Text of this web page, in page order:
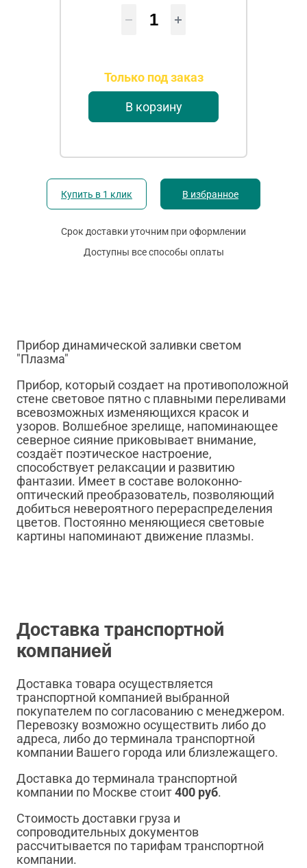
Только под заказ
В корзину
Купить в 1 клик В избранное
Срок доставки уточним при оформлении
Доступны все способы оплаты
Прибор динамической заливки светом
"Плазма"
Прибор, который создает на противоположной
стене световое пятно с плавными переливами
всевозможных изменяющихся красок и
узоров. Волшебное зрелище, напоминающее
северное сияние приковывает внимание,
создаёт поэтическое настроение,
способствует релаксации и развитию
фантазии. Имеет в составе волоконно-
оптический преобразователь, позволяющий
добиться невероятного перераспределения
цветов. Постоянно меняющиеся световые
картины напоминают движение плазмы.
Доставка транспортной
компанией
Доставка товара осуществляется
транспортной компанией выбранной
покупателем по согласованию с менеджером.
Перевозку возможно осуществить либо до
адреса, либо до терминала транспортной
компании Вашего города или близлежащего.
Доставка до терминала транспортной
компании по Москве стоит400 руб.
Стоимость доставки груза и
сопроводительных документов
рассчитывается по тарифам транспортной
компании.